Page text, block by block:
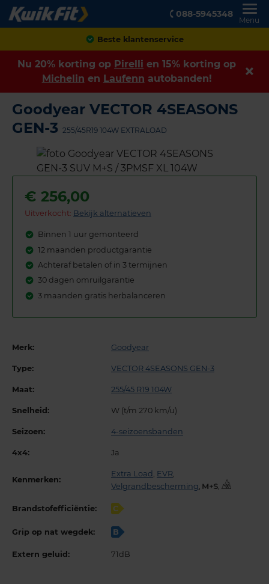
088-5945348
Menu
Achteraf betalen
Nu 20% korting op Pirelli en 15% korting op
Michelin en Laufenn autobanden!
Goodyear VECTOR 4SEASONS
GEN-3 255/45R19 104W EXTRALOAD
€ 256,00
Uitverkocht: Bekijk alternatieven
Binnen 1 uur gemonteerd
12 maanden productgarantie
Achteraf betalen of in 3 termijnen
30 dagen omruilgarantie
3 maanden gratis herbalanceren
Merk: Goodyear
Type: VECTOR 4SEASONS GEN-3
Maat: 255/45 R19 104W
Snelheid: W (t/m 270 km/u)
Seizoen: 4-seizoensbanden
4x4: Ja
Kenmerken:
Extra Load , EVR,
Velgrandbescherming, ,
Brandstofefficiëntie: C
Grip op nat wegdek: B
Extern geluid: 71dB